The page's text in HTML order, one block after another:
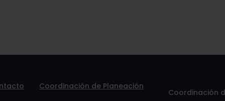
Coordinación de Planeación
Coordinación